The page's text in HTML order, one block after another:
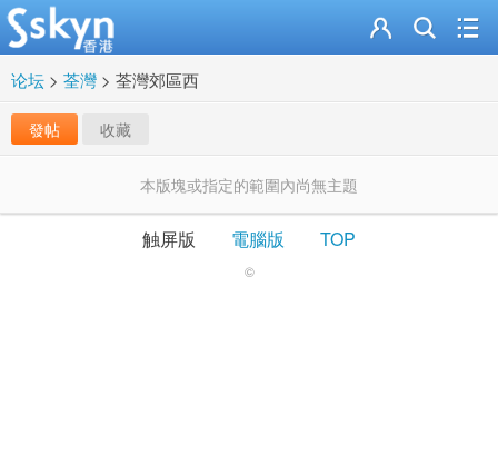
论坛 > 荃灣 > 荃灣郊區西
發帖 收藏
本版塊或指定的範圍內尚無主題
触屏版 電腦版 TOP
©